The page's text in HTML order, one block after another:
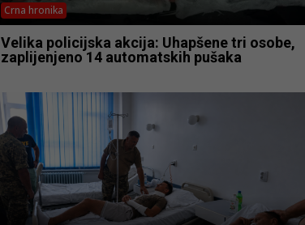
Crna hronika
Velika policijska akcija: Uhapšene tri osobe,
zaplijenjeno 14 automatskih pušaka